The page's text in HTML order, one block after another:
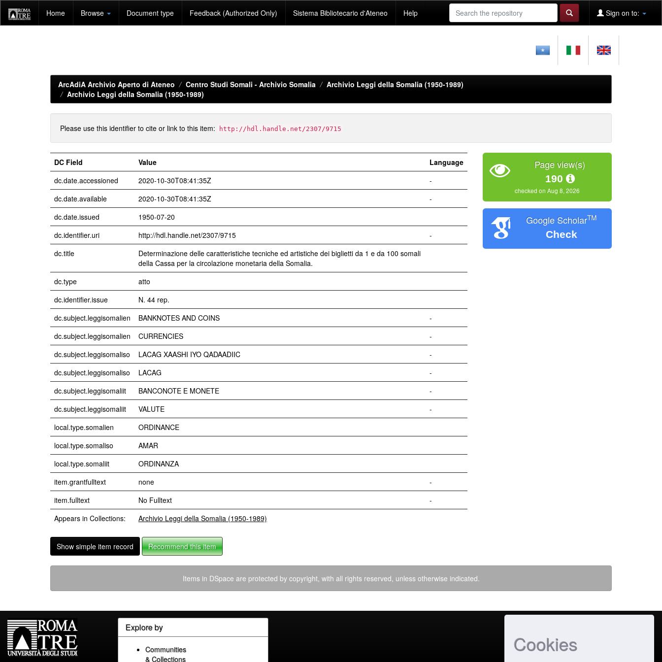
Cookies
navigation
Home Browse Document type Feedback (Authorized Only) Sistema Bibliotecario d'Ateneo Help Sign on to:
ArcAdiA Archivio Aperto di Ateneo Centro Studi Somali - Archivio Somalia
Archivio Leggi della Somalia (1950-1989)
Archivio Leggi della Somalia (1950-1989)
Please use this identifier to cite or link to this item: http://hdl.handle.net/2307/9715
DC Field Value
Language
dc.date.accessioned
2020-10-30T08:41:35Z
-
dc.date.available
2020-10-30T08:41:35Z
-
dc.date.issued
1950-07-20
dc.identifier.uri
http://hdl.handle.net/2307/9715
-
dc.title
Determinazione delle caratteristiche tecniche ed artistiche dei biglietti da 1 e da 100 somali
della Cassa per la circolazione monetaria della Somalia.
dc.type
atto
dc.identifier.issue
N. 44 rep.
dc.subject.leggisomalien
BANKNOTES AND COINS
-
dc.subject.leggisomalien
CURRENCIES
-
dc.subject.leggisomaliso
LACAG XAASHI IYO QADAADIIC
-
dc.subject.leggisomaliso
LACAG
-
dc.subject.leggisomaliit
BANCONOTE E MONETE
-
dc.subject.leggisomaliit
VALUTE
-
local.type.somalien
ORDINANCE
local.type.somaliso
AMAR
local.type.somaliit
ORDINANZA
item.grantfulltext
none
-
item.fulltext
No Fulltext
-
Appears in Collections:
Archivio Leggi della Somalia (1950-1989)
Show simple item record Recommend this item
Page view(s)
190
checked on Aug 8, 2026
Google ScholarTM
Check
Items in DSpace are protected by copyright, with all rights reserved, unless otherwise indicated.
Explore by
Communities
& Collections